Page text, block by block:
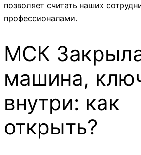
позволяет считать наших
профессионалами.
МСК
машина,
внутри: как
открыть?